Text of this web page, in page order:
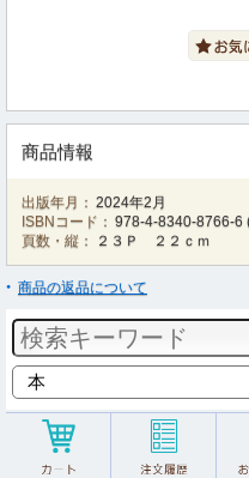
商品情報
出版年月： 2024年2月
ISBNコード： 978-4-8340-8766-6
頁数・縦：
２３Ｐ ２２ｃｍ
商品の返品について